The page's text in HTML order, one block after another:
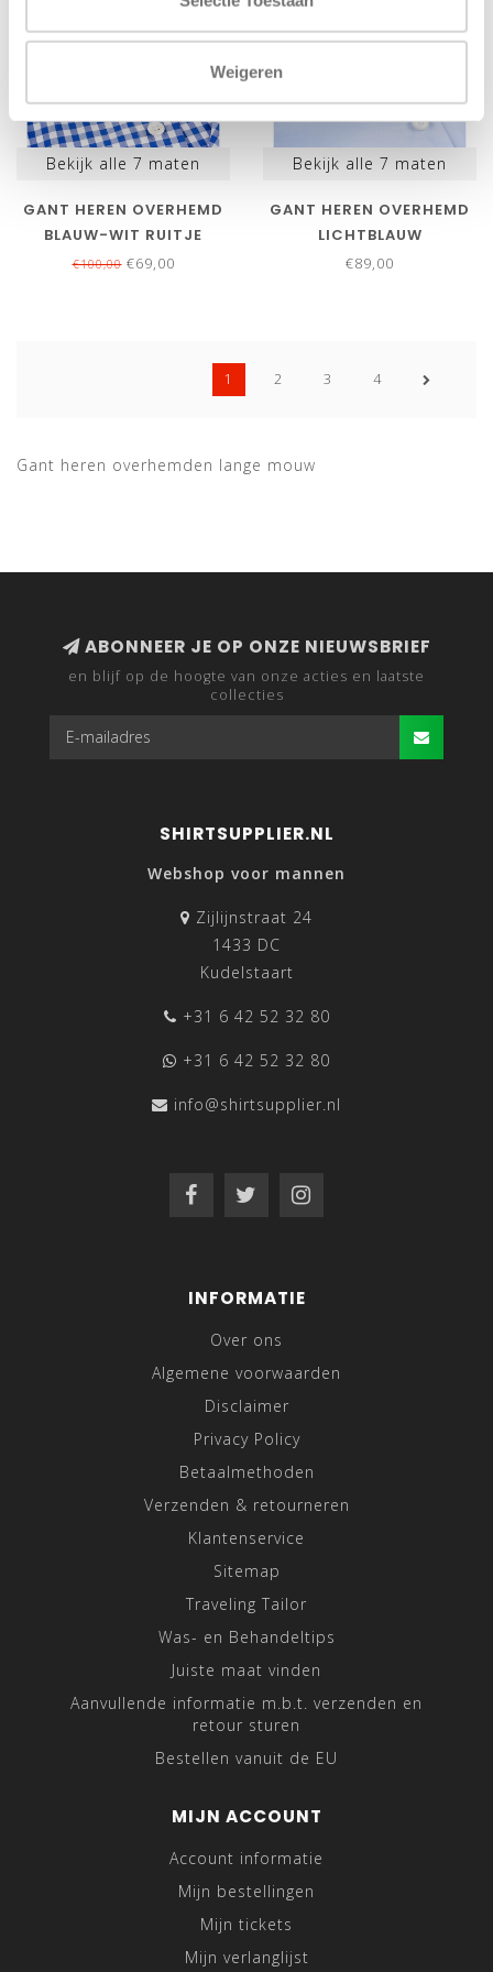
Weigeren
Bekijk alle 7 maten
GANT HEREN OVERHEMD
BLAUW-WIT RUITJE
€100,00€69,00
Bekijk alle 7 maten
GANT HEREN OVERHEMD
LICHTBLAUW
BROADCLOTH POPLIN UNI
€89,00
1 2 3 4
Gant heren overhemden lange mouw
ABONNEER JE OP ONZE NIEUWSBRIEF
en blijf op de hoogte van onze acties en laatste
collecties
SHIRTSUPPLIER.NL
Webshop voor mannen
Zijlijnstraat 24
1433 DC
Kudelstaart
+31 6 42 52 32 80
+31 6 42 52 32 80
info@shirtsupplier.nl
INFORMATIE
Over ons
Algemene voorwaarden
Disclaimer
Privacy Policy
Betaalmethoden
Verzenden & retourneren
Klantenservice
Sitemap
Traveling Tailor
Was- en Behandeltips
Juiste maat vinden
Aanvullende informatie m.b.t. verzenden en
retour sturen
Bestellen vanuit de EU
MIJN ACCOUNT
Account informatie
Mijn bestellingen
Mijn tickets
Mijn verlanglijst